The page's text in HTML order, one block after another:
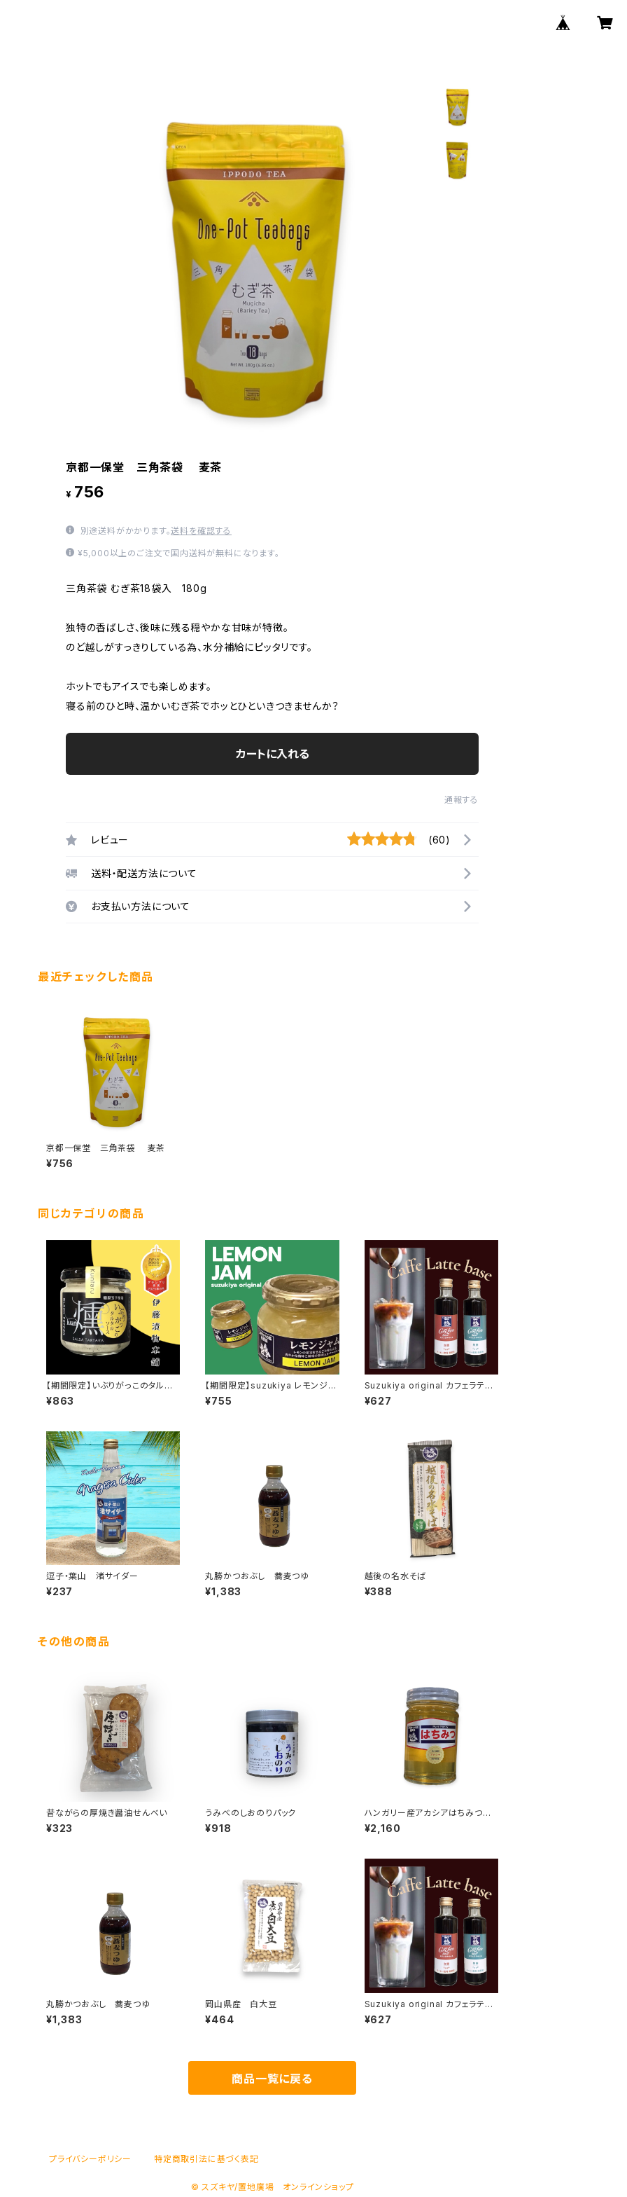
京都一保堂 三角茶袋 麦茶
¥ 756
別途送料がかかります。送料を確認する
¥5,000以上のご注文で国内送料が無料になります。
三角茶袋 むぎ茶18袋入 180g
独特の香ばしさ、後味に残る穏やかな甘味が特徴。
のど越しがすっきりしている為、水分補給にピッタリです。
ホットでもアイスでも楽しめます。
寝る前のひと時、温かいむぎ茶でホッとひといきつきませんか？
カートに入れる
通報する
レビュー (60)
送料・配送方法について
お支払い方法について
最近チェックした商品
京都一保堂 三角茶袋 麦茶
¥756
同じカテゴリの商品
【期間限定】いぶりがっこのタルタ
ルソース
¥863
【期間限定】suzukiya レモンジャ
ム
¥755
Suzukiya original カフェラテベ
ース
¥627
逗子・葉山 渚サイダー
¥237
丸勝かつおぶし 蕎麦つゆ
¥1,383
越後の名水そば
¥388
その他の商品
昔ながらの厚焼き醤油せんべい
¥323
うみべのしおのりパック
¥918
ハンガリー産アカシアはちみつ 4
50g
¥2,160
丸勝かつおぶし 蕎麦つゆ
¥1,383
岡山県産 白大豆
¥464
Suzukiya original カフェラテベ
ース
¥627
商品一覧に戻る
プライバシーポリシー 特定商取引法に基づく表記
© スズキヤ/置地廣場 オンラインショップ